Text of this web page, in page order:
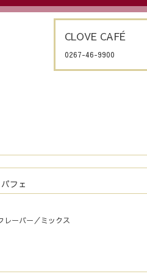
CLOVE CAFÉ
0267-46-9900
フェ
レーバー／ミックス